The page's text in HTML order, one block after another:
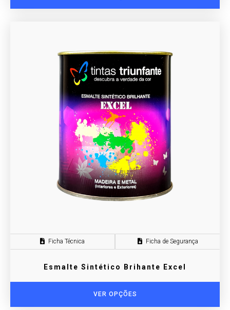
Ficha Técnica Ficha de Segurança
Esmalte Sintético Brihante Excel
VER OPÇÕES